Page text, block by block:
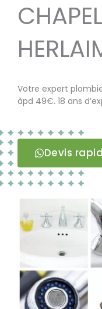
Votre expert plombier
àpd 49€. 18 ans
Devis